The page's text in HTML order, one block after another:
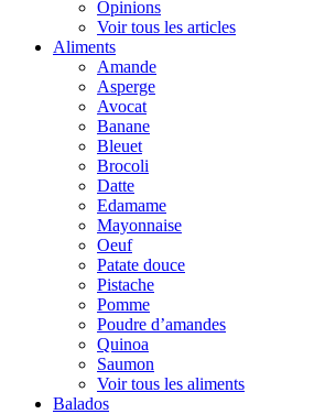
Opinions
Voir tous les articles
Aliments
Amande
Asperge
Avocat
Banane
Bleuet
Brocoli
Datte
Edamame
Mayonnaise
Oeuf
Patate douce
Pistache
Pomme
Poudre d’amandes
Quinoa
Saumon
Voir tous les aliments
Balados